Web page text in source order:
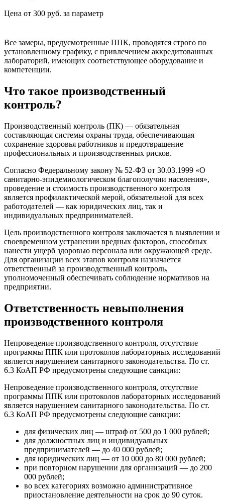
Цена от 300 руб. за параметр
Все замеры, предусмотренные ППК, проводятся строго по
установленному графику, с привлечением аккредитованных
лабораторий, имеющих соответствующее оборудование и
компетенции.
Что такое производственный
контроль?
Производственный контроль (ПК) — обязательная
составляющая системы охраны труда, обеспечивающая
сохранение здоровья работников и предотвращение
профессиональных и производственных рисков.
Согласно Федеральному закону № 52-ФЗ от 30.03.1999 «О
санитарно-эпидемиологическом благополучии населения»,
проведение и стоимость производственного контроля
является профилактической мерой, обязательной для всех
работодателей — как юридических лиц, так и
индивидуальных предпринимателей.
Цель производственного контроля заключается в выявлении и
своевременном устранении вредных факторов, способных
нанести ущерб здоровью персонала или окружающей среде.
Для организации всех этапов контроля назначается
ответственный за производственный контроль,
уполномоченный обеспечивать соблюдение нормативов на
предприятии.
Ответственность невыполнения
производственного контроля
Непроведение производственного контроля, отсутствие
программы ППК или протоколов лабораторных исследований
является нарушением санитарного законодательства. По ст.
6.3 КоАП РФ предусмотрены следующие санкции:
Непроведение производственного контроля, отсутствие
программы ППК или протоколов лабораторных исследований
является нарушением санитарного законодательства. По ст.
6.3 КоАП РФ предусмотрены следующие санкции:
для физических лиц — штраф от 500 до 1 000 рублей;
для должностных лиц и индивидуальных
предпринимателей — до 40 000 рублей;
для юридических лиц — от 10 000 до 80 000 рублей;
при повторном нарушении для организаций — до 200
000 рублей;
во всех категориях возможно административное
приостановление деятельности на срок до 90 суток.